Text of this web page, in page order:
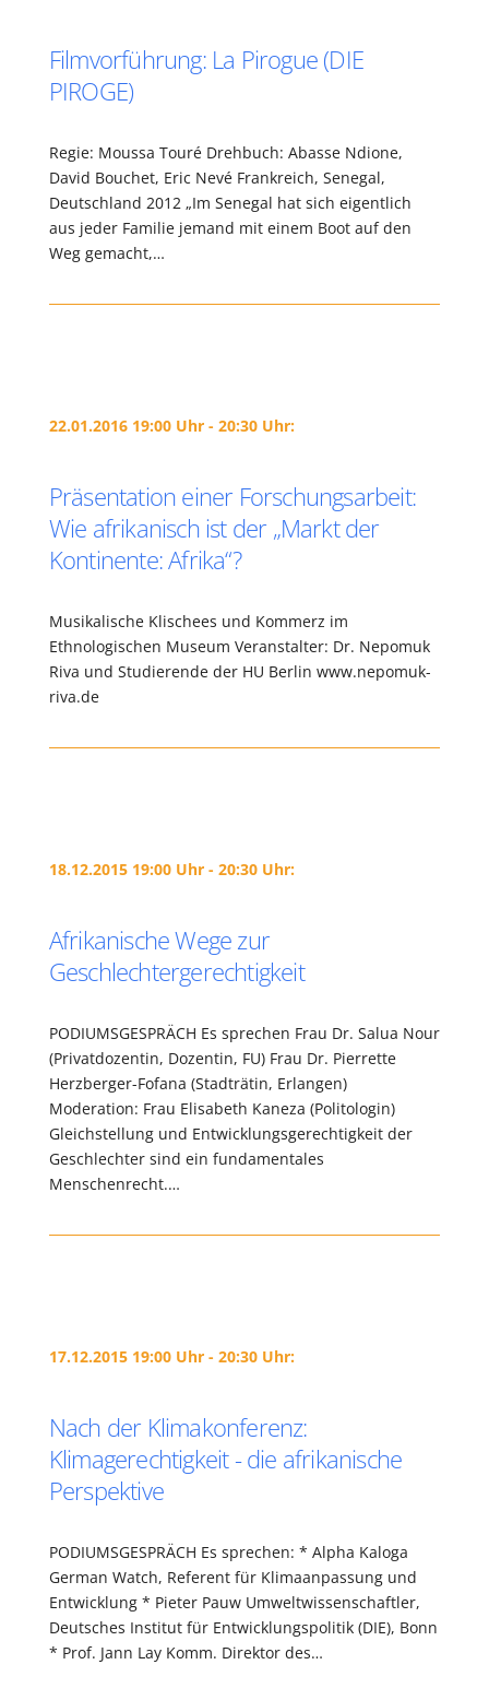
Filmvorführung: La Pirogue (DIE
PIROGE)
Regie: Moussa Touré Drehbuch: Abasse Ndione,
David Bouchet, Eric Nevé Frankreich, Senegal,
Deutschland 2012 „Im Senegal hat sich eigentlich
aus jeder Familie jemand mit einem Boot auf den
Weg gemacht,…
22.01.2016 19:00 Uhr - 20:30 Uhr:
Präsentation einer Forschungsarbeit:
Wie afrikanisch ist der „Markt der
Kontinente: Afrika“?
Musikalische Klischees und Kommerz im
Ethnologischen Museum Veranstalter: Dr. Nepomuk
Riva und Studierende der HU Berlin www.nepomuk-
riva.de
18.12.2015 19:00 Uhr - 20:30 Uhr:
Afrikanische Wege zur
Geschlechtergerechtigkeit
PODIUMSGESPRÄCH Es sprechen Frau Dr. Salua Nour
(Privatdozentin, Dozentin, FU) Frau Dr. Pierrette
Herzberger-Fofana (Stadträtin, Erlangen)
Moderation: Frau Elisabeth Kaneza (Politologin)
Gleichstellung und Entwicklungsgerechtigkeit der
Geschlechter sind ein fundamentales
Menschenrecht.…
17.12.2015 19:00 Uhr - 20:30 Uhr:
Nach der Klimakonferenz:
Klimagerechtigkeit - die afrikanische
Perspektive
PODIUMSGESPRÄCH Es sprechen: * Alpha Kaloga
German Watch, Referent für Klimaanpassung und
Entwicklung * Pieter Pauw Umweltwissenschaftler,
Deutsches Institut für Entwicklungspolitik (DIE), Bonn
* Prof. Jann Lay Komm. Direktor des…